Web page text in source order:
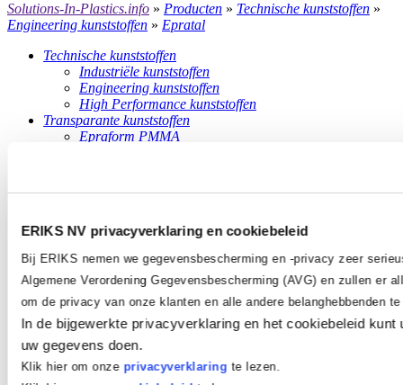
ERIKS NV privacyverklaring en cookiebeleid
Bij ERIKS nemen we gegevensbescherming en -privacy zeer
Algemene Verordening Gegevensbescherming (AVG) en zullen er
om de privacy van onze klanten en alle andere belanghebbenden
In de bijgewerkte privacyverklaring en het cookiebeleid kunt
uw gegevens doen.
Klik hier om onze privacyverklaring te lezen.
Solutions-In-Plastics.info » Producten » Technische kunststoffen »
Engineering kunststoffen » Epratal
Technische kunststoffen
Industriële kunststoffen
Engineering kunststoffen
High Performance kunststoffen
Transparante kunststoffen
Epraform PMMA
Composieten
Epragrate roosters
Epragrate traptreden
Epragrate accessoires
Epracon profielen
Epracon GVK Constructies
Matrijsproducten